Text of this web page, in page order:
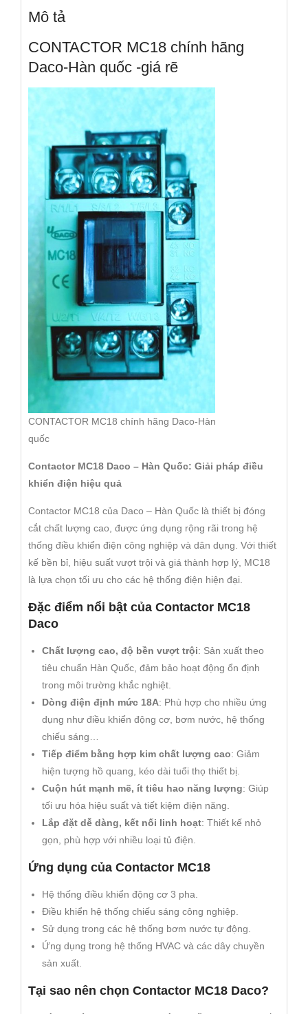
Mô tả
CONTACTOR MC18 chính hãng
Daco-Hàn quốc -giá rẽ
CONTACTOR MC18 chính hãng Daco-Hàn
quốc
Contactor MC18 Daco – Hàn Quốc: Giải pháp điều
khiển điện hiệu quả
Contactor MC18 của Daco – Hàn Quốc là thiết bị đóng
cắt chất lượng cao, được ứng dụng rộng rãi trong hệ
thống điều khiển điện công nghiệp và dân dụng. Với thiết
kế bền bỉ, hiệu suất vượt trội và giá thành hợp lý, MC18
là lựa chọn tối ưu cho các hệ thống điện hiện đại.
Đặc điểm nổi bật của Contactor MC18
Daco
Chất lượng cao, độ bền vượt trội: Sản xuất theo
tiêu chuẩn Hàn Quốc, đảm bảo hoạt động ổn định
trong môi trường khắc nghiệt.
Dòng điện định mức 18A: Phù hợp cho nhiều ứng
dụng như điều khiển động cơ, bơm nước, hệ thống
chiếu sáng…
Tiếp điểm bằng hợp kim chất lượng cao: Giảm
hiện tượng hồ quang, kéo dài tuổi thọ thiết bị.
Cuộn hút mạnh mẽ, ít tiêu hao năng lượng: Giúp
tối ưu hóa hiệu suất và tiết kiệm điện năng.
Lắp đặt dễ dàng, kết nối linh hoạt: Thiết kế nhỏ
gọn, phù hợp với nhiều loại tủ điện.
Ứng dụng của Contactor MC18
Hệ thống điều khiển động cơ 3 pha.
Điều khiển hệ thống chiếu sáng công nghiệp.
Sử dụng trong các hệ thống bơm nước tự động.
Ứng dụng trong hệ thống HVAC và các dây chuyền
sản xuất.
Tại sao nên chọn Contactor MC18 Daco?